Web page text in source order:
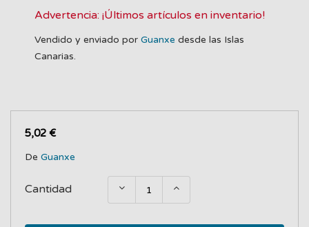
Advertencia: ¡Últimos artículos en inventario!
Vendido y enviado por Guanxe desde las Islas
Canarias.
5,02 €
De Guanxe
Cantidad